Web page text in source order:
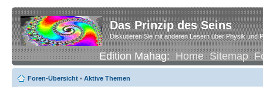
Das Prinzip des Seins
Diskutieren Sie mit anderen Lesern über Physik und
Edition Mahag:Home Sitemap
Foren-Übersicht • Aktive Themen